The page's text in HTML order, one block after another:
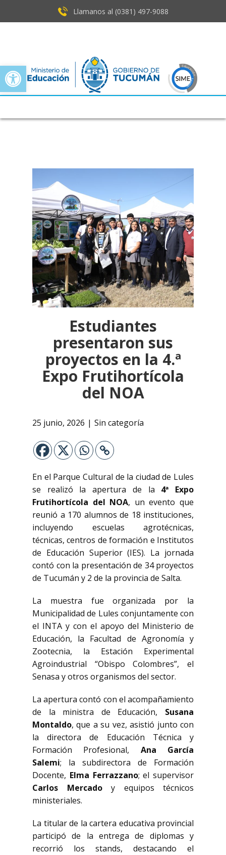
Open toolbar
Llamanos al (0381) ​497-9088
Estudiantes
presentaron sus
proyectos en la 4.ª
Expo Frutihortícola
del NOA
25 junio, 2026 Sin categoría
En el Parque Cultural de la ciudad de Lules
se realizó la apertura de la 4ª Expo
Frutihortícola del NOA, un evento que
reunió a 170 alumnos de 18 instituciones,
incluyendo escuelas agrotécnicas,
técnicas, centros de formación e Institutos
de Educación Superior (IES). La jornada
contó con la presentación de 34 proyectos
de Tucumán y 2 de la provincia de Salta.
La muestra fue organizada por la
Municipalidad de Lules conjuntamente con
el INTA y con el apoyo del Ministerio de
Educación, la Facultad de Agronomía y
Zootecnia, la Estación Experimental
Agroindustrial “Obispo Colombres”, el
Senasa y otros organismos del sector.
La apertura contó con el acompañamiento
de la ministra de Educación, Susana
Montaldo, que a su vez, asistió junto con
la directora de Educación Técnica y
Formación Profesional, Ana García
Salemi; la subdirectora de Formación
Docente, Elma Ferrazzano; el supervisor
Carlos Mercadoy equipos técnicos
ministeriales.
La titular de la cartera educativa provincial
participó de la entrega de diplomas y
recorrió los stands, destacando el